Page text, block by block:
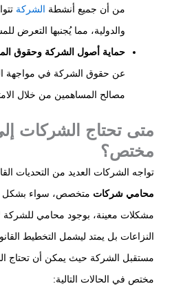
من أن جميع أنشطة الشركة
والدولية، مما يُجنبها التعرض
حماية أصول الشركة وحقوق
عن حقوق الشركة في مواجهة
مصالح المساهمين من خلال
متى تحتاج الشركات
مختص؟
تواجه الشركات العديد من التحديات
محامي شركات متخصص، سواء بشكل
مشكلات معينة، بوجود محامي
النزاعات بل يمتد ليشمل التخطيط
مستقبل الشركة حيث يمكن أن تحتاج
مختص في الحالات التالية: